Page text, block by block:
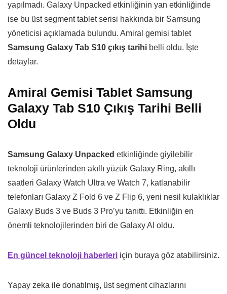
yapılmadı. Galaxy Unpacked etkinliğinin yan etkinliğinde
ise bu üst segment tablet serisi hakkında bir Samsung
yöneticisi açıklamada bulundu. Amiral gemisi tablet
Samsung Galaxy Tab S10 çıkış tarihi belli oldu. İşte
detaylar.
Amiral Gemisi Tablet Samsung
Galaxy Tab S10 Çıkış Tarihi Belli
Oldu
Samsung Galaxy Unpacked etkinliğinde giyilebilir
teknoloji ürünlerinden akıllı yüzük Galaxy Ring, akıllı
saatleri Galaxy Watch Ultra ve Watch 7, katlanabilir
telefonları Galaxy Z Fold 6 ve Z Flip 6, yeni nesil kulaklıklar
Galaxy Buds 3 ve Buds 3 Pro’yu tanıttı. Etkinliğin en
önemli teknolojilerinden biri de Galaxy AI oldu.
En güncel teknoloji haberleri için buraya göz atabilirsiniz.
Yapay zeka ile donatılmış, üst segment cihazlarını